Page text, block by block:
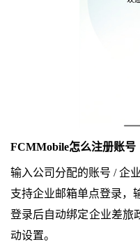
FCMMobile怎么注册账号
输入公司分配的账号 / 企
支持企业邮箱单点登录，
登录后自动绑定企业差旅
动设置。